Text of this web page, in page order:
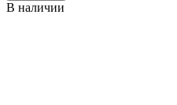
В наличии